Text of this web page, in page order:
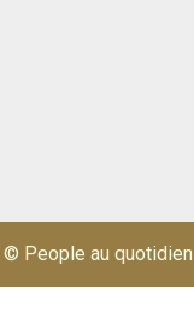
© People au